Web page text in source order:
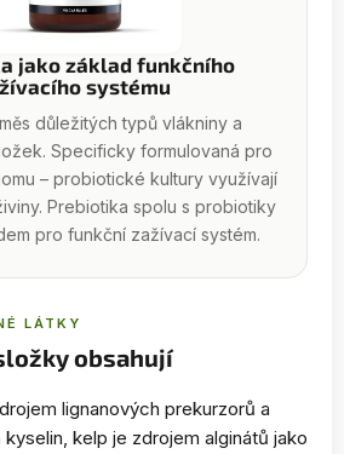
jako základ funkčního
systému
důležitých typů vlákniny a
Specificky formulovaná pro
– probiotické kultury využívají
Prebiotika spolu s probiotiky
pro funkční zažívací systém.
LÁTKY
obsahují
lignanových prekurzorů a
kelp je zdrojem alginátů jako